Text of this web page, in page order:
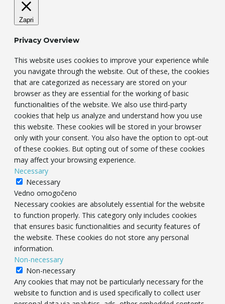
Zapri
Privacy Overview
This website uses cookies to improve your experience while
you navigate through the website. Out of these, the cookies
that are categorized as necessary are stored on your
browser as they are essential for the working of basic
functionalities of the website. We also use third-party
cookies that help us analyze and understand how you use
this website. These cookies will be stored in your browser
only with your consent. You also have the option to opt-out
of these cookies. But opting out of some of these cookies
may affect your browsing experience.
Necessary
Necessary
Vedno omogočeno
Necessary cookies are absolutely essential for the website
to function properly. This category only includes cookies
that ensures basic functionalities and security features of
the website. These cookies do not store any personal
information.
Non-necessary
Non-necessary
Any cookies that may not be particularly necessary for the
website to function and is used specifically to collect user